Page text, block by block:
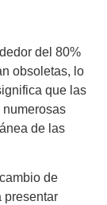
del 80%
obsoletas, lo
que las
de las
de
presentar